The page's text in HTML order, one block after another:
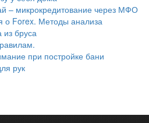
– микрокредитование через МФО
о Forex. Методы анализа
из бруса
при постройке бани
рук